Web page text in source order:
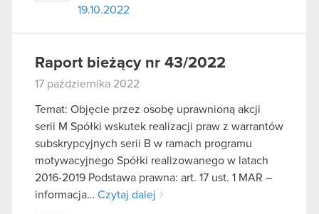
19.10.2022
Raport bieżący nr 43/2022
17 października 2022
Temat: Objęcie przez osobę uprawnioną akcji
serii M Spółki wskutek realizacji praw z warrantów
subskrypcyjnych serii B w ramach programu
motywacyjnego Spółki realizowanego w latach
2016-2019 Podstawa prawna: art. 17 ust. 1 MAR –
informacja… Czytaj dalej